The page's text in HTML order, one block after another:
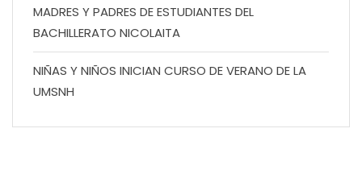
MADRES Y PADRES DE ESTUDIANTES DEL
BACHILLERATO NICOLAITA
NIÑAS Y NIÑOS INICIAN CURSO DE VERANO DE LA
UMSNH